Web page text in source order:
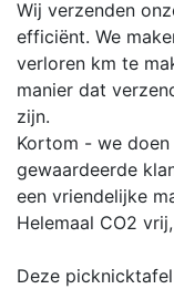
Wij verzenden
efficiënt. We
verloren km te
manier dat
zijn.
Kortom - we doen
gewaardeerde
een vriendelijke
Helemaal CO2
Deze